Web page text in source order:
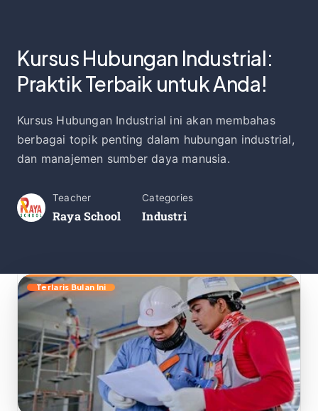
Kursus Hubungan Industrial:
Praktik Terbaik untuk Anda!
Kursus Hubungan Industrial ini akan membahas
berbagai topik penting dalam hubungan industrial,
dan manajemen sumber daya manusia.
Teacher
Raya School
Categories
Industri